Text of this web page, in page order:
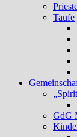
Taufe
GdG